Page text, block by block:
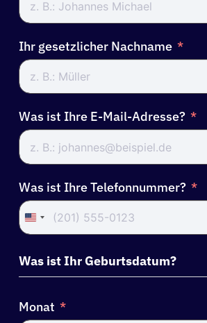
Ihr gesetzlicher Nachname
Was ist Ihre E-Mail-Adresse?
Was ist Ihre Telefonnummer?
United
States
+1
Was ist Ihr Geburtsdatum?
Monat